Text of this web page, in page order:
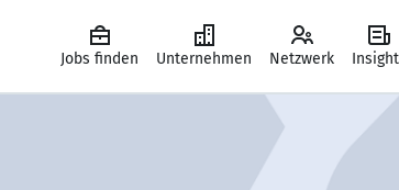
Jobs finden Unternehmen Netzwerk